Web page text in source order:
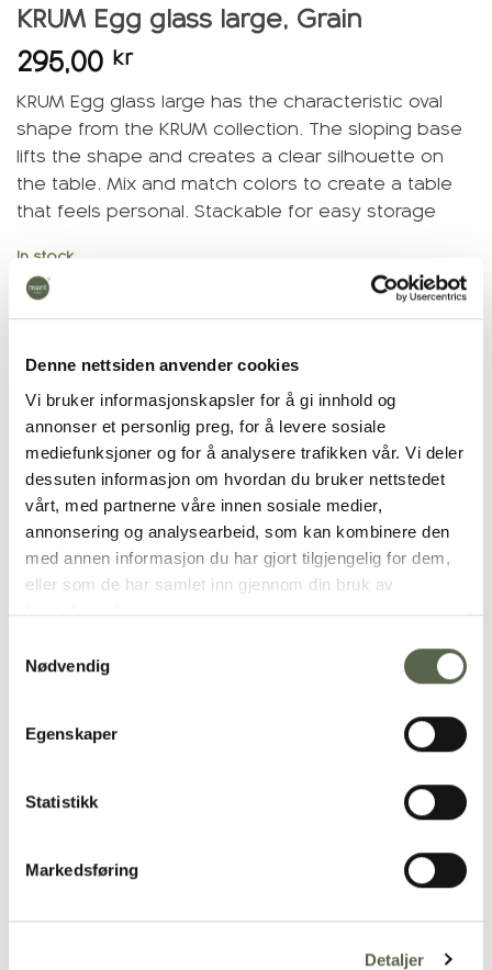
Denne nettsiden anvender cookies
Vi bruker informasjonskapsler for å gi innhold og
annonser et personlig preg, for å levere sosiale
mediefunksjoner og for å analysere trafikken vår. Vi deler
dessuten informasjon om hvordan du bruker nettstedet
vårt, med partnerne våre innen sosiale medier,
annonsering og analysearbeid, som kan kombinere den
med annen informasjon du har gjort tilgjengelig for dem,
eller som de har samlet inn gjennom din bruk av
tjenestene deres.
Nødvendig
Egenskaper
Statistikk
Markedsføring
Detaljer
KRUM Egg glass large, Grain
295,00 kr
KRUM Egg glass large has the characteristic oval
shape from the KRUM collection. The sloping base
lifts the shape and creates a clear silhouette on
the table. Mix and match colors to create a table
that feels personal. Stackable for easy storage
In stock
KRUM Egg glass large, Grain quantity
Add to wishlist
Product number:
Categories:Egg cups,News
RELATED PRODUCTS
535,00kr
Add to
KRUM Teapot, Salmon